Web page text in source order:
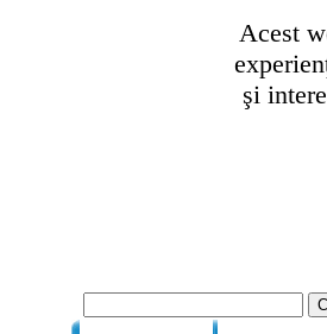
Acest
şi